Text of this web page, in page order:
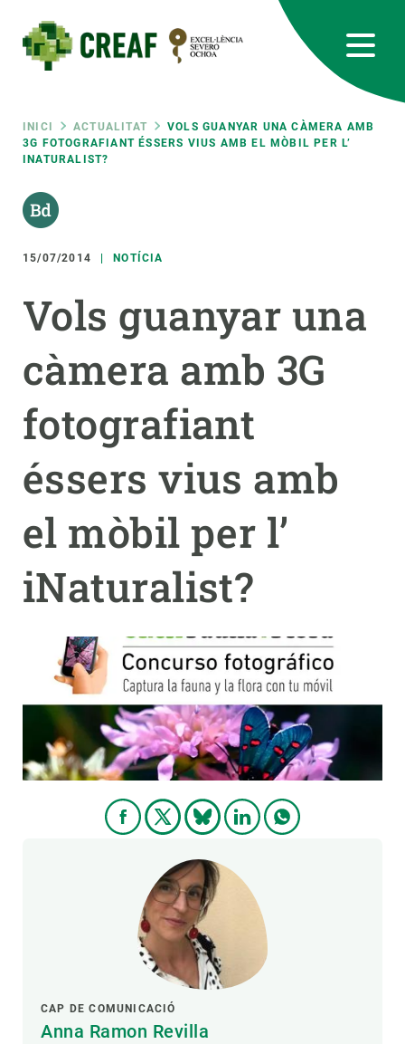
contingut
Fil
d'ariadna
INICI ACTUALITAT
VOLS GUANYAR UNA CÀMERA AMB
3G FOTOGRAFIANT ÉSSERS VIUS AMB EL MÒBIL PER L’
INATURALIST?
15/07/2014 NOTÍCIA
Vols guanyar una
càmera amb 3G
fotografiant
éssers vius amb
el mòbil per l’
iNaturalist?
CAP DE COMUNICACIÓ
Anna Ramon Revilla
RRSS
Featured
responsive
Responsive
menu
RECERCA
CIÈNCIA EN ACCIÓ
NOTÍCIES I AGENDA